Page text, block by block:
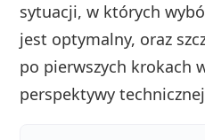
sytuacji, w których
jest optymalny, oraz
po pierwszych krokach
perspektywy